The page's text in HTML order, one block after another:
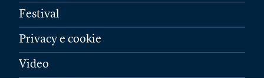
Festival
Privacy e cookie
Video